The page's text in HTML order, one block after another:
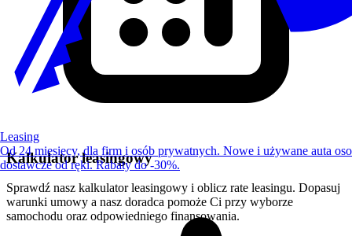
Kalkulator leasingowy
Sprawdź nasz kalkulator leasingowy i oblicz rate leasingu. Dopasuj
warunki umowy a nasz doradca pomoże Ci przy wyborze
samochodu oraz odpowiedniego finansowania.
Leasing
Od 24 miesięcy, dla firm i osób prywatnych. Nowe i używane auta
dostawcze od ręki. Rabaty do -30%.